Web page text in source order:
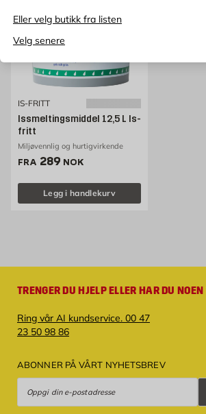
Eller velg butikk fra listen
Velg senere
IS-FRITT
Issmeltingsmiddel 12,5 L Is-
fritt
Miljøvennlig og hurtigvirkende
FRA Pris 289 NOK /stk
289 NOK
Legg i handlekurv
TRENGER DU HJELP ELLER HAR DU
Ring vår AI kundservice. 00 47
23 50 98 86
ABONNER PÅ VÅRT NYHETSBREV